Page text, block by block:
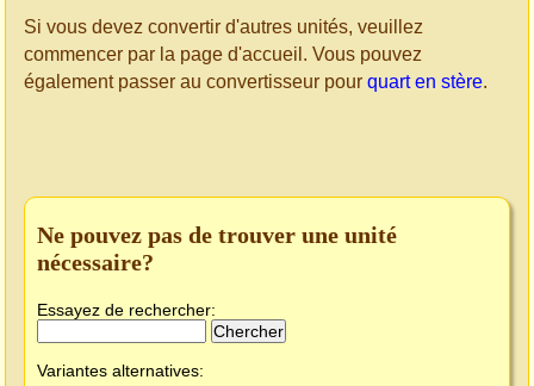
Si vous devez convertir d'autres unités, veuillez
commencer par la page d'accueil. Vous pouvez
également passer au convertisseur pour quart en stère.
Ne pouvez pas de trouver une unité
nécessaire?
Essayez de rechercher:
Variantes alternatives: